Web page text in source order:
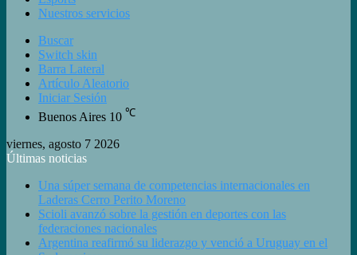
Nuestros servicios
Buscar
Switch skin
Barra Lateral
Artículo Aleatorio
Iniciar Sesión
Buenos Aires 10 ℃
viernes, agosto 7 2026
Últimas noticias
Una súper semana de competencias internacionales en
Laderas Cerro Perito Moreno
Scioli avanzó sobre la gestión en deportes con las
federaciones nacionales
Argentina reafirmó su liderazgo y venció a Uruguay en el